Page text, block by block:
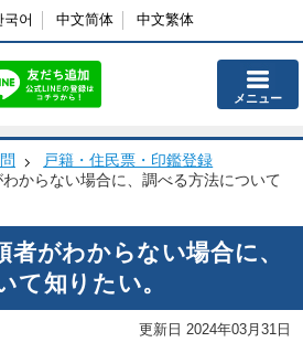
국어 中文简体 中文繁体
メニュー
戸籍・住民票・印鑑登録
からない場合に、調べる方法について
者がわからない場合に、
て知りたい。
更新日 2024年03月31日